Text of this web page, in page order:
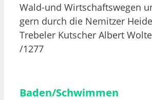
Wald-und Wirtschaftswegen
gern durch die Nemitzer
Trebeler Kutscher Albert
/1277
Baden/Schwimmen